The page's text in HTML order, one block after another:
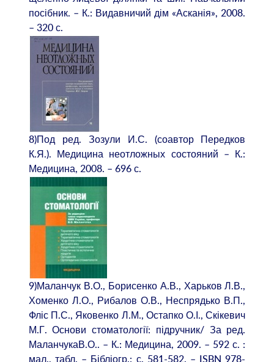
посібник. – К.: Видавничий дім «Асканія», 2008.
– 320 с.
8)Под ред. Зозули И.С. (соавтор Передков
К.Я.). Медицина неотложных состояний – К.:
Медицина, 2008. – 696 с.
9)Маланчук В.О., Борисенко А.В., Харьков Л.В.,
Хоменко Л.О., Рибалов О.В., Неспрядько В.П.,
Фліс П.С., Яковенко Л.М., Остапко О.І., Скікевич
М.Г. Основи стоматології: підручник/ За ред.
МаланчукаВ.О.. – К.: Медицина, 2009. – 592 с. :
мал., табл. – Бібліогр.: с. 581-582. – ISBN 978-